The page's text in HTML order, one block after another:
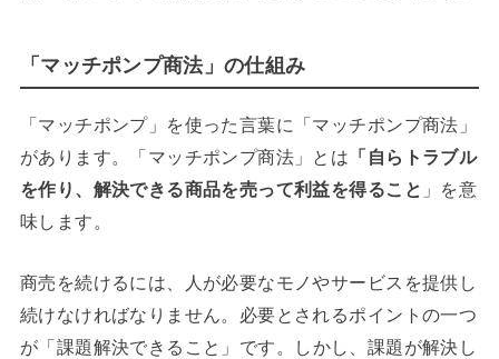
「マッチポンプ商法」の仕組み
「マッチポンプ」を使った言葉に「マッチポンプ商法」
があります。「マッチポンプ商法」とは 「自らトラブル
を作り、解決できる商品を売って利益を得ること 」を意
味します。
商売を続けるには、人が必要なモノやサービスを提供し
続けなければなりません。必要とされるポイントの一つ
が「課題解決できること」です。
しかし、課題が解決し